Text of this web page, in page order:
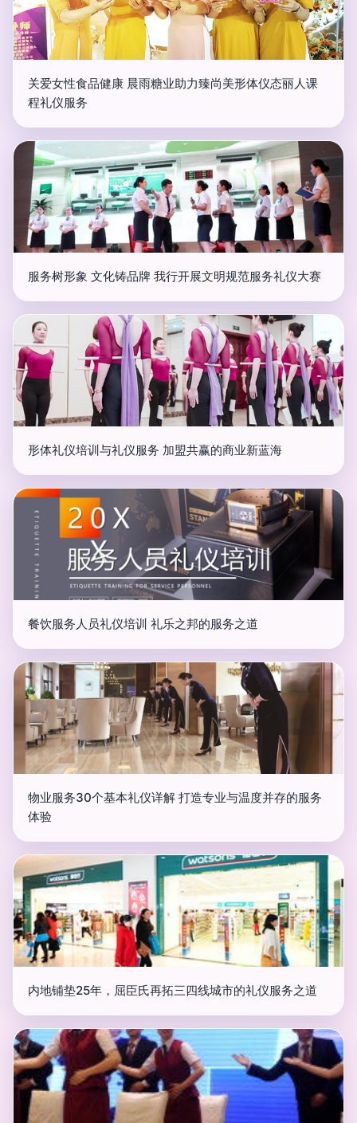
关爱女性食品健康 晨雨糖业助力臻尚美形体仪态丽人课
程礼仪服务
服务树形象 文化铸品牌 我行开展文明规范服务礼仪大赛
形体礼仪培训与礼仪服务 加盟共赢的商业新蓝海
餐饮服务人员礼仪培训 礼乐之邦的服务之道
物业服务30个基本礼仪详解 打造专业与温度并存的服务
体验
内地铺垫25年，屈臣氏再拓三四线城市的礼仪服务之道